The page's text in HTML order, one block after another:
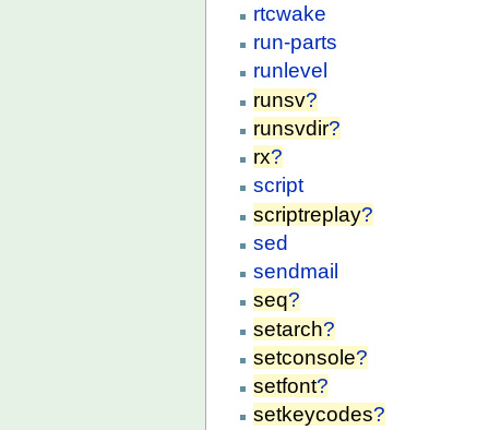
rtcwake
run-parts
runlevel
runsv?
runsvdir?
rx?
script
scriptreplay?
sed
sendmail
seq?
setarch?
setconsole?
setfont?
setkeycodes?